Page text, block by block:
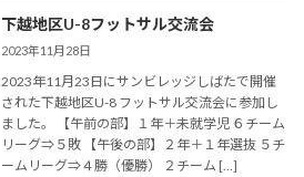
下越地区U-8フットサル交流会
2023年11月28日
2023年11月23日にサンビレッジしばたで開催
された下越地区U-8 フットサル交流会に参加し
ました。 【午前の部】１年＋未就学児 ６チーム
リーグ⇒５敗 【午後の部】２年＋１年選抜 ５チ
ームリーグ⇒４勝（優勝） ２チーム […]